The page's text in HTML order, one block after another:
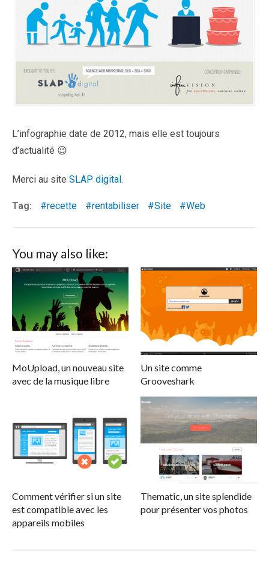
L’infographie date de 2012, mais elle est toujours
d’actualité 😉
Merci au site SLAP digital.
Tag: recette rentabiliser Site Web
You may also like:
MoUpload, un nouveau site
avec de la musique libre
Un site comme
Grooveshark
Comment vérifier si un site
est compatible avec les
appareils mobiles
Thematic, un site splendide
pour présenter vos photos